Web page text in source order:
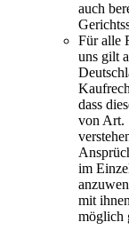
auch
Für alle
uns gilt
dass
von Art.
im
mit
möglich